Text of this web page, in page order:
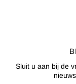
Sluit u aan bij de